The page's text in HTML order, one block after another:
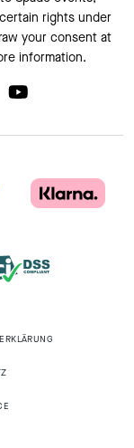
rights under
your consent at
information.